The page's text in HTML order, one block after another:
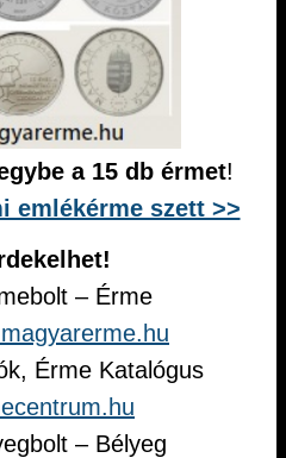
a 15 db érmet!
emlékérme szett >>
– Érme
Érme Katalógus
– Bélyeg